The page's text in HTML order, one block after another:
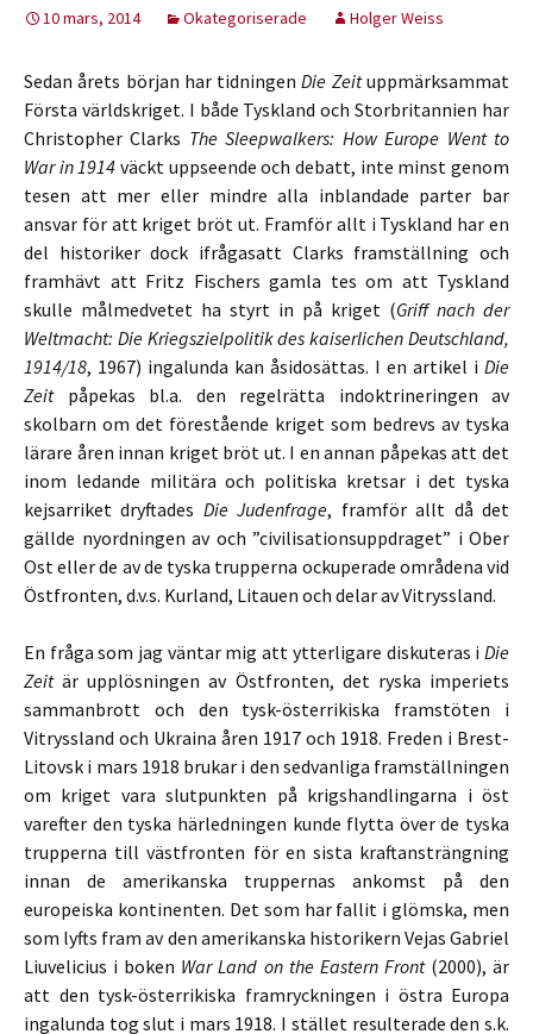
10 mars, 2014 Okategoriserade Holger Weiss
Sedan årets början har tidningenDie Zeituppmärksammat
Första världskriget. I både Tyskland och Storbritannien har
Christopher Clarks The Sleepwalkers: How Europe Went to
War in 1914 väckt uppseende och debatt, inte minst genom
tesen att mer eller mindre alla inblandade parter bar
ansvar för att kriget bröt ut. Framför allt i Tyskland har en
del historiker dock ifrågasatt Clarks framställning och
framhävt att Fritz Fischers gamla tes om att Tyskland
skulle målmedvetet ha styrt in på kriget (Griff nach der
Weltmacht: Die Kriegszielpolitik des kaiserlichen Deutschland,
1914/18, 1967) ingalunda kan åsidosättas. I en artikel i Die
Zeitpåpekas bl.a. den regelrätta indoktrineringen av
skolbarn om det förestående kriget som bedrevs av tyska
lärare åren innan kriget bröt ut. I en annan påpekas att det
inom ledande militära och politiska kretsar i det tyska
kejsarriket dryftades Die Judenfrage, framför allt då det
gällde nyordningen av och ”civilisationsuppdraget” i Ober
Ost eller de av de tyska trupperna ockuperade områdena vid
Östfronten, d.v.s. Kurland, Litauen och delar av Vitryssland.
En fråga som jag väntar mig att ytterligare diskuteras i Die
Zeitär upplösningen av Östfronten, det ryska imperiets
sammanbrott och den tysk-österrikiska framstöten i
Vitryssland och Ukraina åren 1917 och 1918. Freden i Brest-
Litovsk i mars 1918 brukar i den sedvanliga framställningen
om kriget vara slutpunkten på krigshandlingarna i öst
varefter den tyska härledningen kunde flytta över de tyska
trupperna till västfronten för en sista kraftansträngning
innan de amerikanska truppernas ankomst på den
europeiska kontinenten. Det som har fallit i glömska, men
som lyfts fram av den amerikanska historikern Vejas Gabriel
Liuvelicius i boken War Land on the Eastern Front(2000), är
att den tysk-österrikiska framryckningen i östra Europa
ingalunda tog slut i mars 1918. I stället resulterade den s.k.